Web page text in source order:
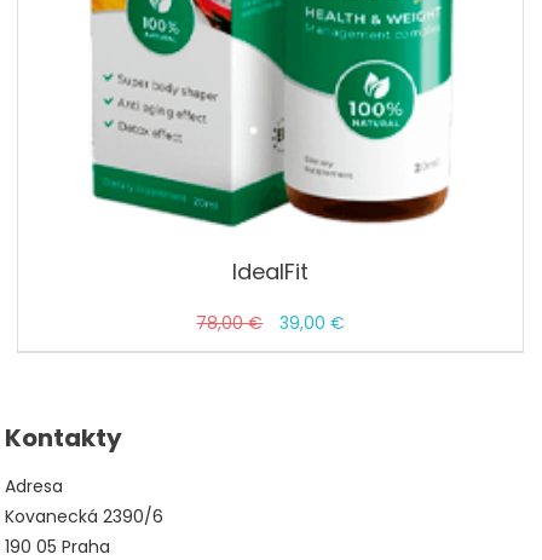
IdealFit
78,00€
Pôvodná
cena
39,00€
cena
Kontakty
Adresa
Kovanecká 2390/6
190 05 Praha